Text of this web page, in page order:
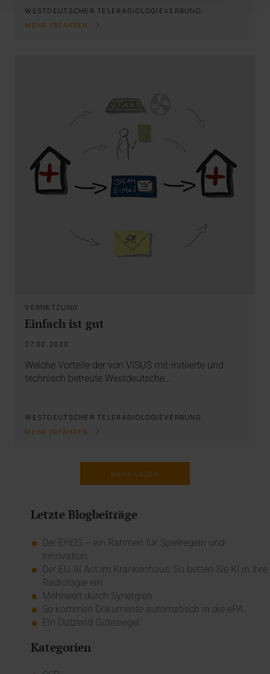
WESTDEUTSCHER TELERADIOLOGIEVERBUND
MEHR ERFAHREN
VERNETZUNG
Einfach ist gut
27.02.2020
Welche Vorteile der von VISUS mit-initiierte und
technisch betreute Westdeutsche…
WESTDEUTSCHER TELERADIOLOGIEVERBUND
MEHR ERFAHREN
MEHR LADEN
Letzte Blogbeiträge
Der EHDS – ein Rahmen für Spielregeln und
Innovation
Der EU AI Act im Krankenhaus: So betten Sie KI in Ihre
Radiologie ein
Mehrwert durch Synergien
So kommen Dokumente automatisch in die ePA
Ein Dutzend Gütesiegel
Kategorien